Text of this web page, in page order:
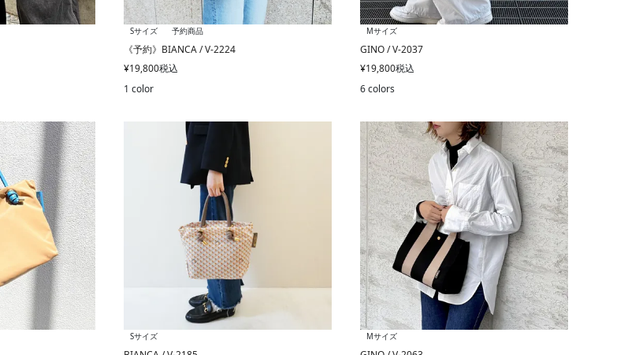
Sサイズ 予約商品
《予約》BIANCA / V-2224
¥19,800税込
1 color
Mサイズ
GINO / V-2037
¥19,800税込
6 colors
Sサイズ Mサイズ